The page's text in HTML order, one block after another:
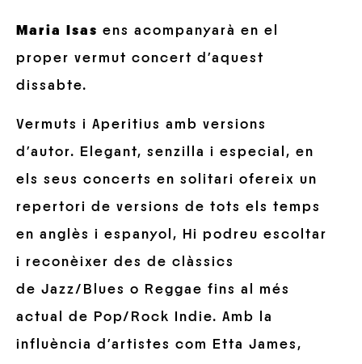
Maria Isas ens acompanyarà en el
proper vermut concert d’aquest
dissabte.
Vermuts i Aperitius amb versions
d’autor. Elegant, senzilla i especial, en
els seus concerts en solitari ofereix un
repertori de versions de tots els temps
en anglès i espanyol, Hi podreu escoltar
i reconèixer des de clàssics
de Jazz/Blues o Reggae fins al més
actual de Pop/Rock Indie. Amb la
influència d’artistes com Etta James,